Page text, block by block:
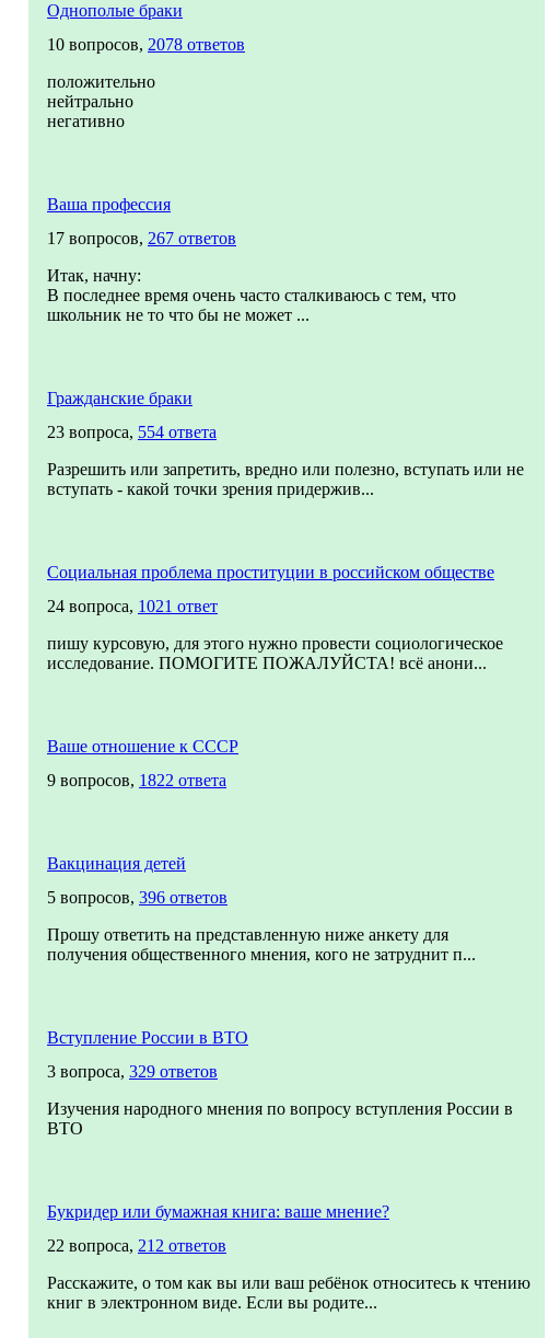
Однополые браки
10 вопросов, 2078 ответов
положительно
нейтрально
негативно
Ваша профессия
17 вопросов, 267 ответов
Итак, начну:
В последнее время очень часто сталкиваюсь с тем, что
школьник не то что бы не может ...
Гражданские браки
23 вопроса, 554 ответа
Разрешить или запретить, вредно или полезно, вступать или не
вступать - какой точки зрения придержив...
Социальная проблема проституции в российском обществе
24 вопроса, 1021 ответ
пишу курсовую, для этого нужно провести социологическое
исследование. ПОМОГИТЕ ПОЖАЛУЙСТА! всё анони...
Ваше отношение к СССР
9 вопросов, 1822 ответа
Вакцинация детей
5 вопросов, 396 ответов
Прошу ответить на представленную ниже анкету для
получения общественного мнения, кого не затруднит п...
Вступление России в ВТО
3 вопроса, 329 ответов
Изучения народного мнения по вопросу вступления России в
ВТО
Букридер или бумажная книга: ваше мнение?
22 вопроса, 212 ответов
Расскажите, о том как вы или ваш ребёнок относитесь к чтению
книг в электронном виде. Если вы родите...